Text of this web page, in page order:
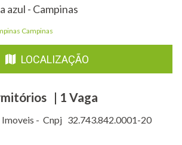
azul - Campinas
Campinas
LOCALIZAÇÃO
| 1 Vaga
Imoveis - Cnpj 32.743.842.0001-20